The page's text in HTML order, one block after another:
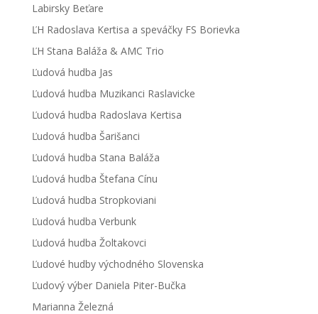
Labirsky Beťare
ĽH Radoslava Kertisa a speváčky FS Borievka
ĽH Stana Baláža & AMC Trio
Ľudová hudba Jas
Ľudová hudba Muzikanci Raslavicke
Ľudová hudba Radoslava Kertisa
Ľudová hudba Šarišanci
Ľudová hudba Stana Baláža
Ľudová hudba Štefana Cínu
Ľudová hudba Stropkoviani
Ľudová hudba Verbunk
Ľudová hudba Žoltakovci
Ľudové hudby východného Slovenska
Ľudový výber Daniela Piter-Bučka
Marianna Železná